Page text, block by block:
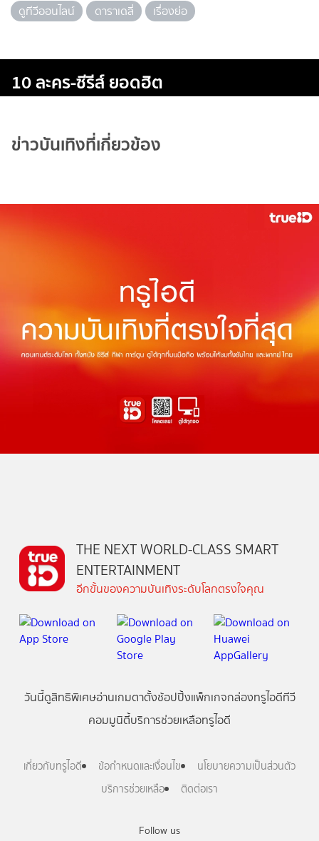
ดูทีวีออนไลน์
ดาราเดลี่ เรื่องย่อ
10 ละคร-ซีรีส์ ยอดฮิต
ข่าวบันเทิงที่เกี่ยวข้อง
Follow us
THE NEXT WORLD-CLASS SMART
ENTERTAINMENT
อีกขั้นของความบันเทิงระดับโลกตรงใจคุณ
วันนี้ดูสิทธิพิเศษอ่านเกมตาตั้งช้อปปิ้งแพ็กเกจกล่องทรูไอดีทีวี
คอมมูนิตี้บริการช่วยเหลือทรูไอดี
เกี่ยวกับทรูไอดี ข้อกำหนดและเงื่อนไข
นโยบายความเป็นส่วนตัว
บริการช่วยเหลือ
ติดต่อเรา